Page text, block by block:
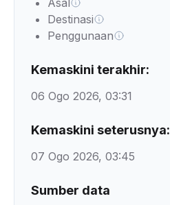
Asal
Destinasi
Penggunaan
Kemaskini terakhir:
06 Ogo 2026, 03:31
Kemaskini seterusnya:
07 Ogo 2026, 03:45
Sumber data